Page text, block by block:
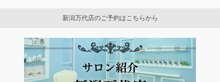
新潟万代店のご予約はこちらから